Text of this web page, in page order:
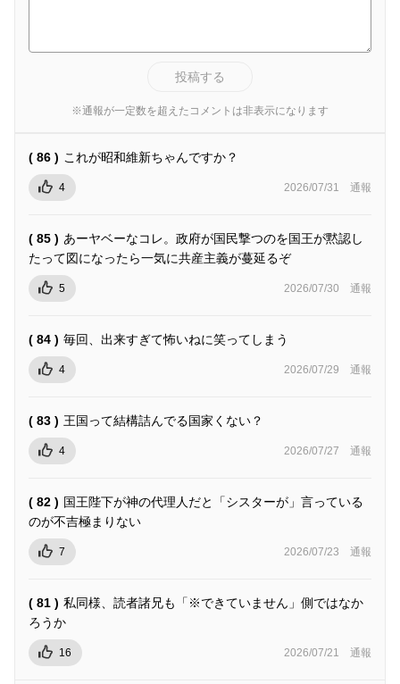
投稿する
※通報が一定数を超えたコメントは非表示になります
( 86 ) これが昭和維新ちゃんですか？
4 2026/07/31 通報
( 85 ) あーヤベーなコレ。政府が国民撃つのを国王が黙認し
たって図になったら一気に共産主義が蔓延るぞ
5 2026/07/30 通報
( 84 ) 毎回、出来すぎて怖いねに笑ってしまう
4 2026/07/29 通報
( 83 ) 王国って結構詰んでる国家くない？
4 2026/07/27 通報
( 82 ) 国王陛下が神の代理人だと「シスターが」言っている
のが不吉極まりない
7 2026/07/23 通報
( 81 ) 私同様、読者諸兄も「※できていません」側ではなか
ろうか
16 2026/07/21 通報